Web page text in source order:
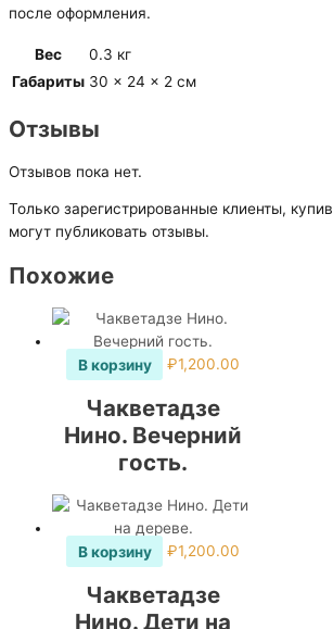
после оформления.
Вес
0.3 кг
Габариты 30 × 24 × 2 см
Отзывы
Отзывов пока нет.
Только зарегистрированные клиенты,
могут публиковать отзывы.
Похожие
В корзину ₽1,200.00
Чакветадзе
Нино. Вечерний
гость.
В корзину ₽1,200.00
Чакветадзе
Нино. Дети на